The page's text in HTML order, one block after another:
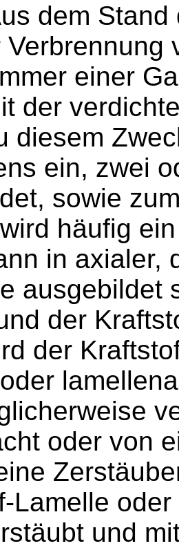
dem Stand
einer
der
diesem
ein, zwei
sowie
häufig
in axialer,
ausgebildet
der
der
oder von
Lamelle
und